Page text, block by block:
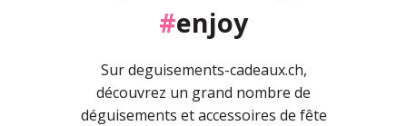
#enjoy
Sur deguisements-cadeaux.ch,
découvrez un grand nombre de
déguisements et accessoires de fête